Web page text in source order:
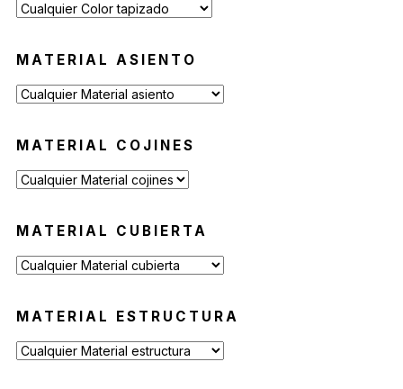
MATERIAL ASIENTO
MATERIAL COJINES
MATERIAL CUBIERTA
MATERIAL ESTRUCTURA